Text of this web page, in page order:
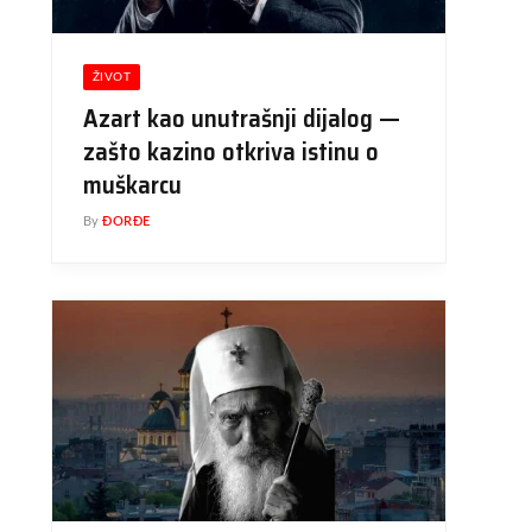
ŽIVOT
Azart kao unutrašnji dijalog —
zašto kazino otkriva istinu o
muškarcu
By ĐORĐE